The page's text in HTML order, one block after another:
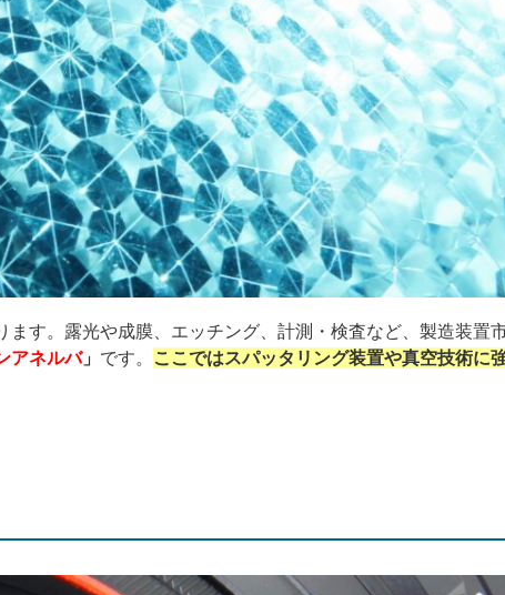
す。露光や成膜、エッチング、計測・検査など、製造装置
アネルバ」 です。
ここではスパッタリング装置や真空技術に